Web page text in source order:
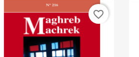
favorite_border